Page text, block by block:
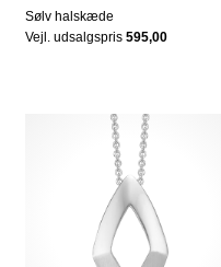
Sølv halskæde
Vejl. udsalgspris 595,00